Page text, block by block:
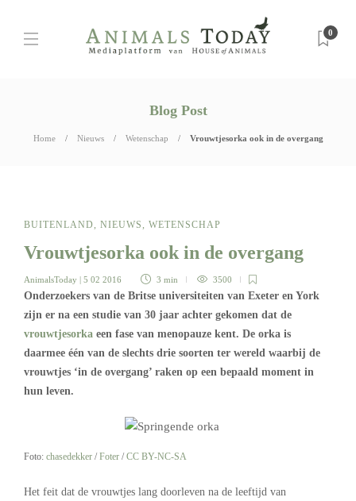
0
Blog Post
Home Nieuws Wetenschap Vrouwtjesorka ook in de overgang
BUITENLAND, NIEUWS, WETENSCHAP
Vrouwtjesorka ook in de overgang
AnimalsToday | 5 02 2016 3 min 3500
Onderzoekers van de Britse universiteiten van Exeter en York
zijn er na een studie van 30 jaar achter gekomen dat de
vrouwtjesorka een fase van menopauze kent. De orka is
daarmee één van de slechts drie soorten ter wereld waarbij de
vrouwtjes ‘in de overgang’ raken op een bepaald moment in
hun leven.
Foto: chasedekker /Foter /CC BY-NC-SA
Het feit dat de vrouwtjes lang doorleven na de leeftijd van